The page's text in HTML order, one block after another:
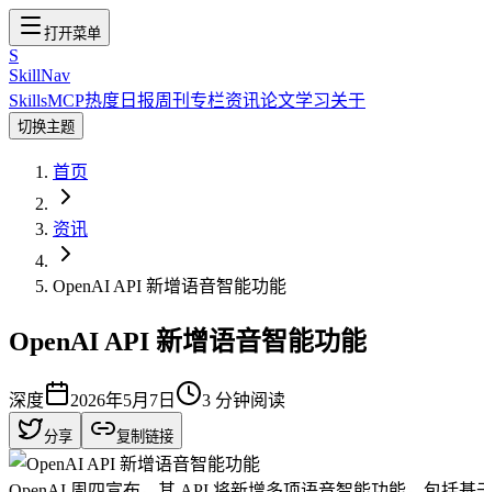
打开菜单
S
SkillNav
SkillsMCP热度 日报周刊 专栏资讯论文学习关于
切换主题
首页
资讯
OpenAI API 新增语音智能功能
OpenAI API 新增语音智能功能
深度 2026年5月7日 3 分钟阅读
分享 复制链接